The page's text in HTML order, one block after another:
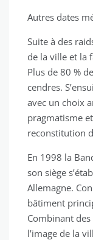
Autres dates
Suite à des
de la ville et la
Plus de 80 %
cendres.
avec un choix
pragmatisme
reconstitution
En 1998 la
son siège
Allemagne.
bâtiment
Combinant
l’image de la